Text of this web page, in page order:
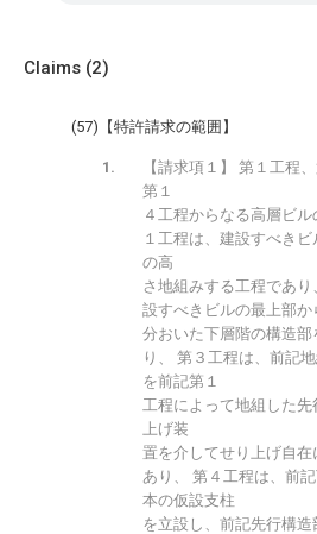
Claims (2)
(57)【特許請求の範囲】
【請求項１】 第１工程
第１
４工程からなる高層ビ
１工程は、建設すべき
の高
さ地組みする工程であ
設すべきビルの最上部か
分おいた下層階の構造
り、 第３工程は、前記
を前記第１
工程によって地組した
上げ装
置を介してせり上げ自
あり、 第４工程は、前
本の仮設支柱
を立設し、前記先行構